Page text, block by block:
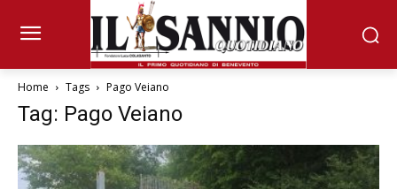
Home Tags Pago Veiano
Tag: Pago Veiano